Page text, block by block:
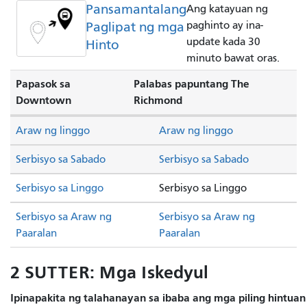
Pansamantalang
Paglipat ng mga
Hinto
Ang katayuan ng
paghinto ay ina-
update kada 30
minuto bawat oras.
Papasok sa
Downtown
Palabas papuntang The
Richmond
Serbisyo sa Sabado Serbisyo sa Sabado
Serbisyo sa Linggo Serbisyo sa Linggo
Araw ng linggo Araw ng linggo
Serbisyo sa Araw ng
Paaralan
Serbisyo sa Araw ng
Paaralan
2 SUTTER: Mga Iskedyul
Ipinapakita ng talahanayan sa ibaba ang mga piling